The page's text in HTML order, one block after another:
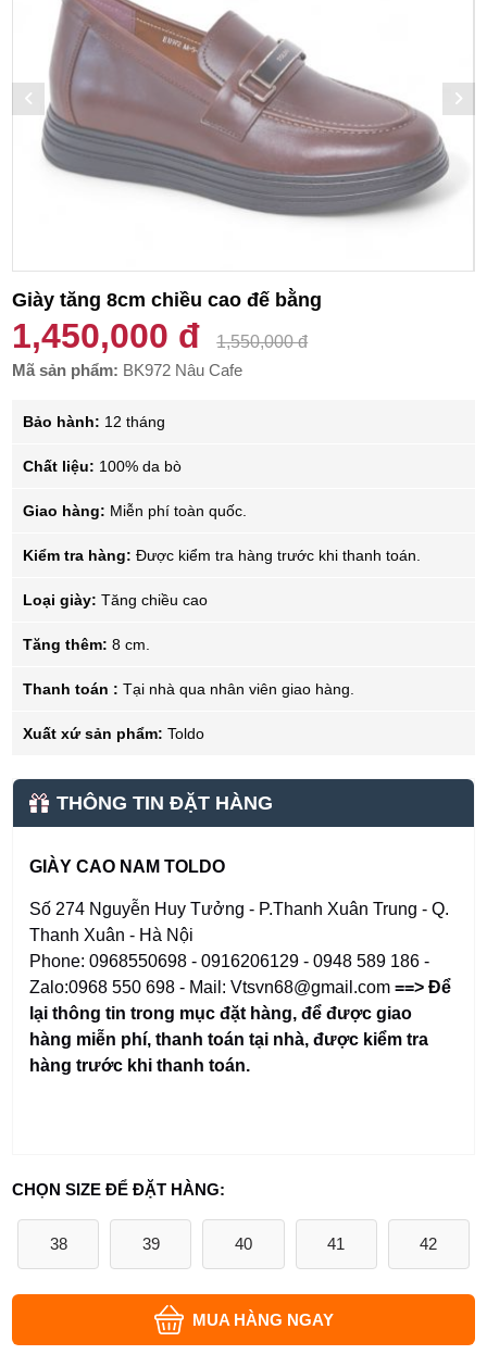
Giày tăng 8cm chiều cao đế bằng
1,450,000 đ
1,550,000 đ
Mã sản phẩm: BK972 Nâu Cafe
Bảo hành: 12 tháng
Chất liệu: 100% da bò
Giao hàng: Miễn phí toàn quốc.
Kiểm tra hàng: Được kiểm tra hàng trước khi thanh toán.
Loại giày: Tăng chiều cao
Tăng thêm: 8 cm.
Thanh toán : Tại nhà qua nhân viên giao hàng.
Xuất xứ sản phẩm: Toldo
THÔNG TIN ĐẶT HÀNG
GIÀY CAO NAM TOLDO
Số 274 Nguyễn Huy Tưởng - P.Thanh Xuân Trung - Q.
Thanh Xuân - Hà Nội
Phone: 0968550698 - 0916206129 - 0948 589 186 -
Zalo:0968 550 698 - Mail: Vtsvn68@gmail.com==> Để
lại thông tin trong mục đặt hàng,để được giao
hàng miễn phí, thanh toán tại nhà, được kiểm tra
hàng trước khi thanh toán.
CHỌN SIZE ĐỂ ĐẶT HÀNG:
38 39 40 41 42
MUA HÀNG NGAY